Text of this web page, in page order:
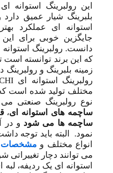
این رولبرینگ‌ استوانه
بلبرینگ‌ شیار عمیق
استوانه ای عملکرد
جایگزین خوبی برای
دانست. رولبرینگ‌ استوانه
که این برند توانسته است
زمینه بلبرینگ و
مختلف تولید شده است
نوع رولبرینگ صنعتی
ساچمه های استوانه ای،
ساچمه ها می شود و در
انواع مختلف و مشخصات
می توانند دچار تغییراتی
استوانه ای یک ردیفه،